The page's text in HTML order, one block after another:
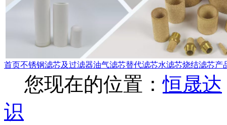
首页不锈钢滤芯及过滤器油气滤芯替代滤芯水滤芯烧结滤芯产
您现在的位置：恒晟达
识